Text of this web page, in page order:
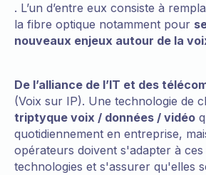
. L’un d’entre eux consiste à
la fibre optique notamment pour
nouveaux enjeux autour de la
De l’alliance de l’IT et des
(Voix sur IP). Une technologie de
triptyque voix / données / vidéo
quotidiennement en entreprise,
opérateurs doivent s'adapter à
technologies et s'assurer qu'elles